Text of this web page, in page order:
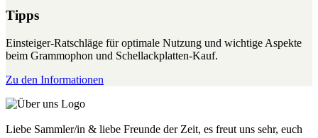
Tipps
Einsteiger-Ratschläge für optimale Nutzung und wichtige Aspekte
beim Grammophon und Schellackplatten-Kauf.
Zu den Informationen
Liebe Sammler/in & liebe Freunde der Zeit, es freut uns sehr, euch